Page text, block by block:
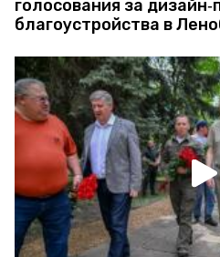
голосования за
благоустройства в